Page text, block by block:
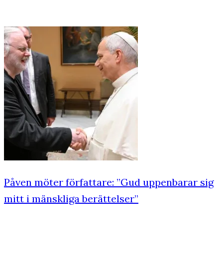
Påven möter författare: ”Gud uppenbarar sig
mitt i mänskliga berättelser”